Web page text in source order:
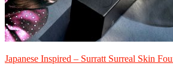
Japanese Inspired – Surratt Surreal Skin